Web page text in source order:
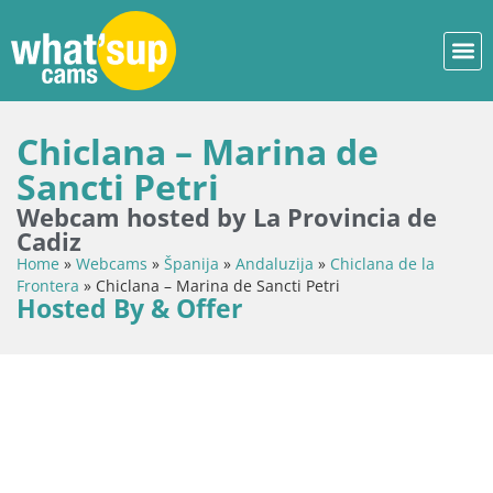
Chiclana – Marina de
Sancti Petri
Webcam hosted by La Provincia de
Cadiz
Home » Webcams » Španija » Andaluzija » Chiclana de la
Frontera » Chiclana – Marina de Sancti Petri
Hosted By & Offer